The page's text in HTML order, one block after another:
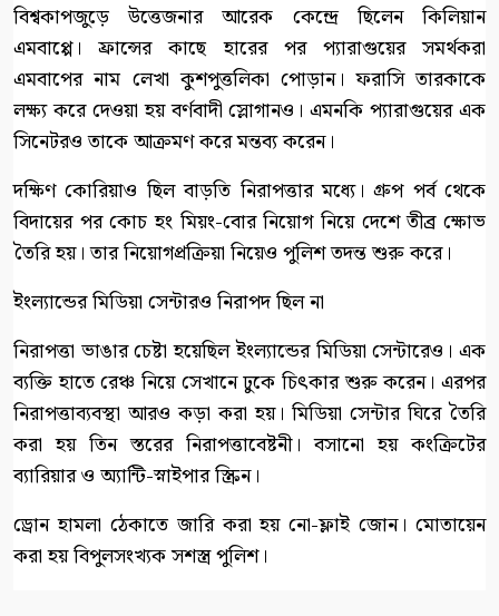
বিশ্বকাপজুড়ে উত্তেজনার আরেক কেন্দ্রে ছিলেন কিলিয়ান
এমবাপ্পে। ফ্রান্সের কাছে হারের পর প্যারাগুয়ের সমর্থকরা
এমবাপের নাম লেখা কুশপুত্তলিকা পোড়ান। ফরাসি তারকাকে
লক্ষ্য করে দেওয়া হয় বর্ণবাদী স্লোগানও। এমনকি প্যারাগুয়ের এক
সিনেটরও তাকে আক্রমণ করে মন্তব্য করেন।
দক্ষিণ কোরিয়াও ছিল বাড়তি নিরাপত্তার মধ্যে। গ্রুপ পর্ব থেকে
বিদায়ের পর কোচ হং মিয়ং-বোর নিয়োগ নিয়ে দেশে তীব্র ক্ষোভ
তৈরি হয়। তার নিয়োগপ্রক্রিয়া নিয়েও পুলিশ তদন্ত শুরু করে।
ইংল্যান্ডের মিডিয়া সেন্টারও নিরাপদ ছিল না
নিরাপত্তা ভাঙার চেষ্টা হয়েছিল ইংল্যান্ডের মিডিয়া সেন্টারেও। এক
ব্যক্তি হাতে রেঞ্চ নিয়ে সেখানে ঢুকে চিৎকার শুরু করেন। এরপর
নিরাপত্তাব্যবস্থা আরও কড়া করা হয়। মিডিয়া সেন্টার ঘিরে তৈরি
করা হয় তিন স্তরের নিরাপত্তাবেষ্টনী। বসানো হয় কংক্রিটের
ব্যারিয়ার ও অ্যান্টি-স্নাইপার স্ক্রিন।
ড্রোন হামলা ঠেকাতে জারি করা হয় নো-ফ্লাই জোন। মোতায়েন
করা হয় বিপুলসংখ্যক সশস্ত্র পুলিশ।